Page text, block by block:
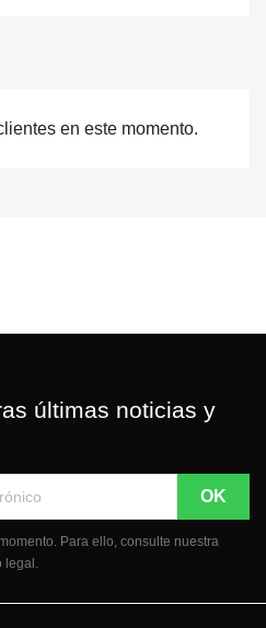
en este momento.
últimas noticias y
Para ello, consulte nuestra
legal.